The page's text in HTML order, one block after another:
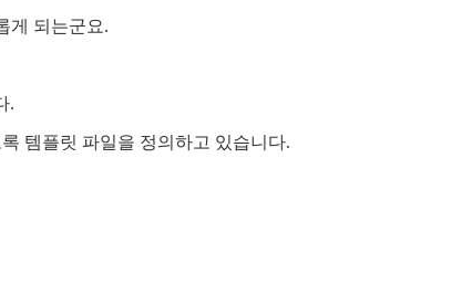
게 되는군요.
.
템플릿 파일을 정의하고 있습니다.